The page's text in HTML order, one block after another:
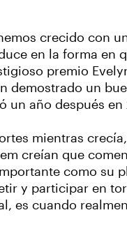
crecido con
en la forma en
premio
demostrado un
un año después en
mientras
creían que
como su
y participar en
es cuando